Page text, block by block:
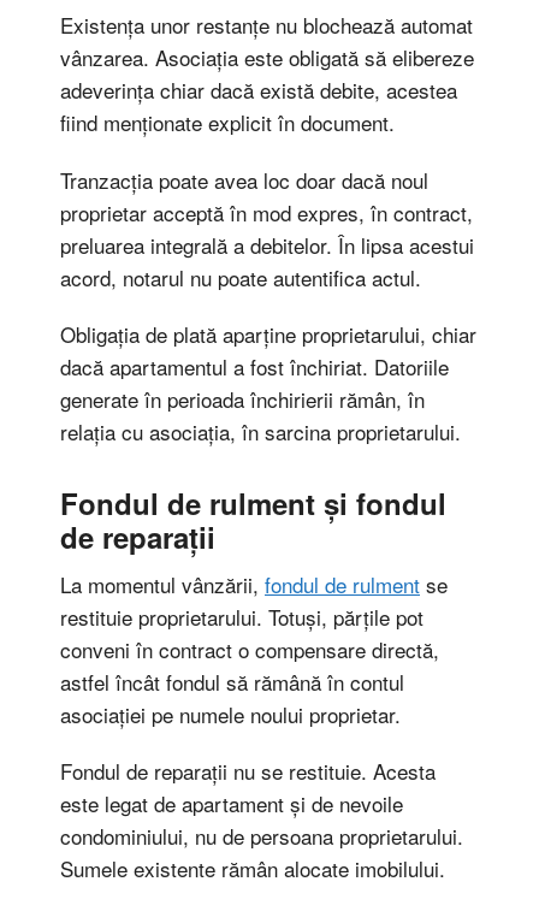
Existența unor restanțe nu blochează automat
vânzarea. Asociația este obligată să elibereze
adeverința chiar dacă există debite, acestea
fiind menționate explicit în document.
Tranzacția poate avea loc doar dacă noul
proprietar acceptă în mod expres, în contract,
preluarea integrală a debitelor. În lipsa acestui
acord, notarul nu poate autentifica actul.
Obligația de plată aparține proprietarului, chiar
dacă apartamentul a fost închiriat. Datoriile
generate în perioada închirierii rămân, în
relația cu asociația, în sarcina proprietarului.
Fondul de rulment și fondul
de reparații
La momentul vânzării, fondul de rulment se
restituie proprietarului. Totuși, părțile pot
conveni în contract o compensare directă,
astfel încât fondul să rămână în contul
asociației pe numele noului proprietar.
Fondul de reparații nu se restituie. Acesta
este legat de apartament și de nevoile
condominiului, nu de persoana proprietarului.
Sumele existente rămân alocate imobilului.